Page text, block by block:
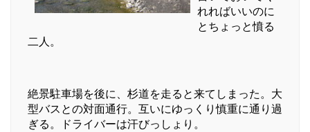
れればいいのに
とちょっと憤る
二人。
絶景駐車場を後に、杉道を走ると来てしまった。大
型バスとの対面通行。互いにゆっくり慎重に通り過
ぎる。ドライバーは汗びっしょり。